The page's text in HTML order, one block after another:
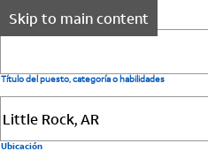
Skip to main content
Título del puesto, categoría o habilidades
Ubicación